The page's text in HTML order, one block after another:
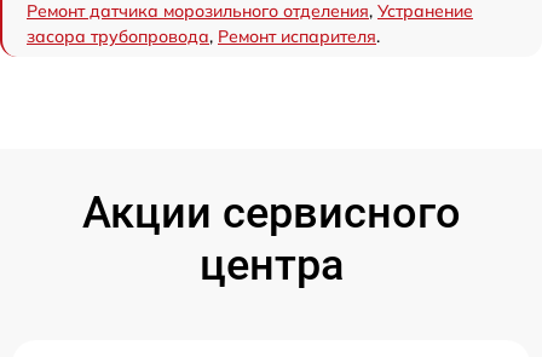
Ремонт датчика морозильного отделения, Устранение
засора трубопровода, Ремонт испарителя.
Акции сервисного
центра